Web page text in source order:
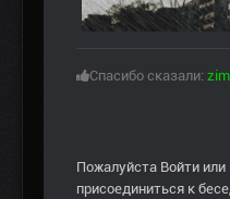
Спасибо сказали:
Пожалуйста Войти или
присоединиться к